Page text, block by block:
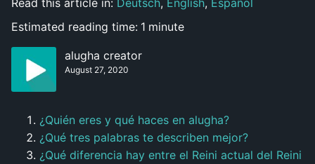
Read this article in: Deutsch, English, Español
Estimated reading time: 1 minute
alugha creator
August 27, 2020
¿Quién eres y qué haces en alugha?
¿Qué tres palabras te describen mejor?
¿Qué diferencia hay entre el Reini actual del Reini